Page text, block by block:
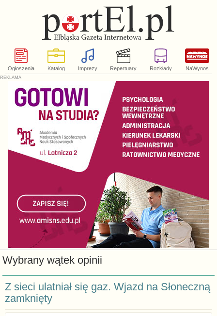
Ogłoszenia Katalog Imprezy Repertuary Rozkłady NaWynos
Wybrany wątek opinii
Z sieci ulatniał się gaz. Wjazd na Słoneczną
zamknięty